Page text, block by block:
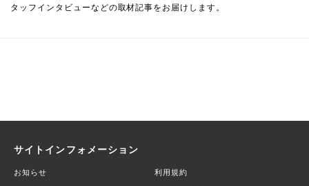
タッフインタビューなどの取材記事をお届けします。
サイトインフォメーション
お知らせ 利用規約